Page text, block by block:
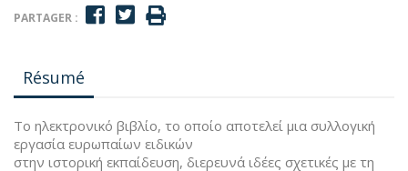
PARTAGER :
Résumé
Το ηλεκτρονικό βιβλίο, το οποίο αποτελεί μια συλλογική
εργασία ευρωπαίων ειδικών
στην ιστορική εκπαίδευση, διερευνά ιδέες σχετικές με τη